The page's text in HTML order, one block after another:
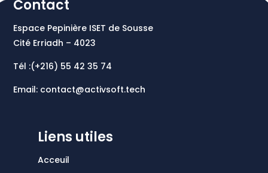
Contact
Espace Pepinière ISET de Sousse
Cité Erriadh – 4023
Tél :(+216) 55 42 35 74
Email: contact@activsoft.tech
Liens utiles
Acceuil